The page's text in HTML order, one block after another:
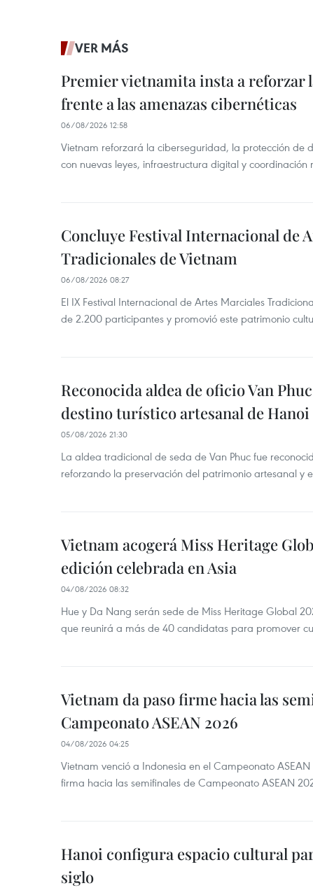
VER MÁS
Premier vietnamita insta a reforzar
frente a las amenazas cibernéticas
06/08/2026 12:58
Vietnam reforzará la ciberseguridad, la protección de
con nuevas leyes, infraestructura digital y
Concluye Festival Internacional de
Tradicionales de Vietnam
06/08/2026 08:27
El IX Festival Internacional de Artes Marciales
de 2.200 participantes y promovió este patrimonio
Reconocida aldea de oficio Van
destino turístico artesanal de Hanoi
05/08/2026 21:30
La aldea tradicional de seda de Van Phuc fue
reforzando la preservación del patrimonio artesanal y
Vietnam acogerá Miss Heritage
edición celebrada en Asia
04/08/2026 08:32
Hue y Da Nang serán sede de Miss Heritage Global
que reunirá a más de 40 candidatas para promover
Vietnam da paso firme hacia las
Campeonato ASEAN 2026
04/08/2026 04:25
Vietnam venció a Indonesia en el Campeonato
firma hacia las semifinales de Campeonato ASEAN
Hanoi configura espacio cultural
siglo